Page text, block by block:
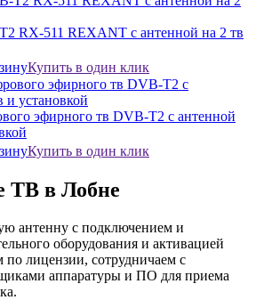
RX-511 REXANT с антенной на 2 тв
Купить в один клик
эфирного тв DVB-T2 с антенной
Купить в один клик
ТВ в Лобне
антенну с подключением и
оборудования и активацией
по лицензии, сотрудничаем с
аппаратуры и ПО для приема